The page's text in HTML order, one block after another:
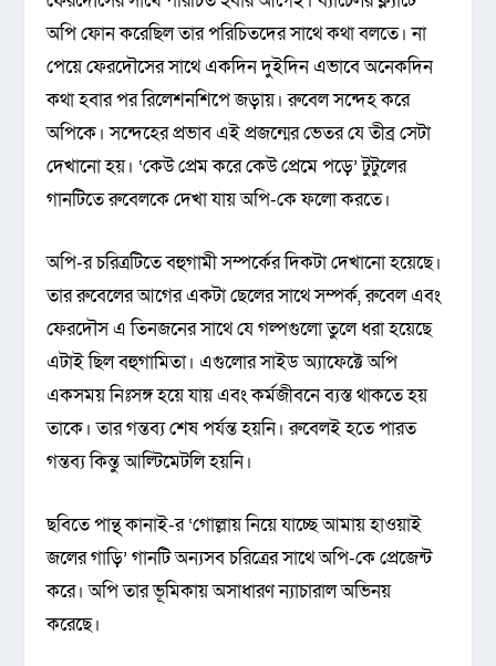
অপি ফোন করেছিল তার পরিচিতদের সাথে কথা বলতে। না
পেয়ে ফেরদৌসের সাথে একদিন দুইদিন এভাবে অনেকদিন
কথা হবার পর রিলেশনশিপে জড়ায়। রুবেল সন্দেহ করে
অপিকে। সন্দেহের প্রভাব এই প্রজন্মের ভেতর যে তীব্র সেটা
দেখানো হয়। ‘কেউ প্রেম করে কেউ প্রেমে পড়ে’ টুটুলের
গানটিতে রুবেলকে দেখা যায় অপি-কে ফলো করতে।
অপি-র চরিত্রটিতে বহুগামী সম্পর্কের দিকটা দেখানো হয়েছে।
তার রুবেলের আগের একটা ছেলের সাথে সম্পর্ক, রুবেল এবং
ফেরদৌস এ তিনজনের সাথে যে গল্পগুলো তুলে ধরা হয়েছে
এটাই ছিল বহুগামিতা। এগুলোর সাইড অ্যাফেক্টে অপি
একসময় নিঃসঙ্গ হয়ে যায় এবং কর্মজীবনে ব্যস্ত থাকতে হয়
তাকে। তার গন্তব্য শেষ পর্যন্ত হয়নি। রুবেলই হতে পারত
গন্তব্য কিন্তু আল্টিমেটলি হয়নি।
ছবিতে পান্থ কানাই-র ‘গোল্লায় নিয়ে যাচ্ছে আমায় হাওয়াই
জলের গাড়ি’ গানটি অন্যসব চরিত্রের সাথে অপি-কে প্রেজেন্ট
করে। অপি তার ভূমিকায় অসাধারণ ন্যাচারাল অভিনয়
করেছে।